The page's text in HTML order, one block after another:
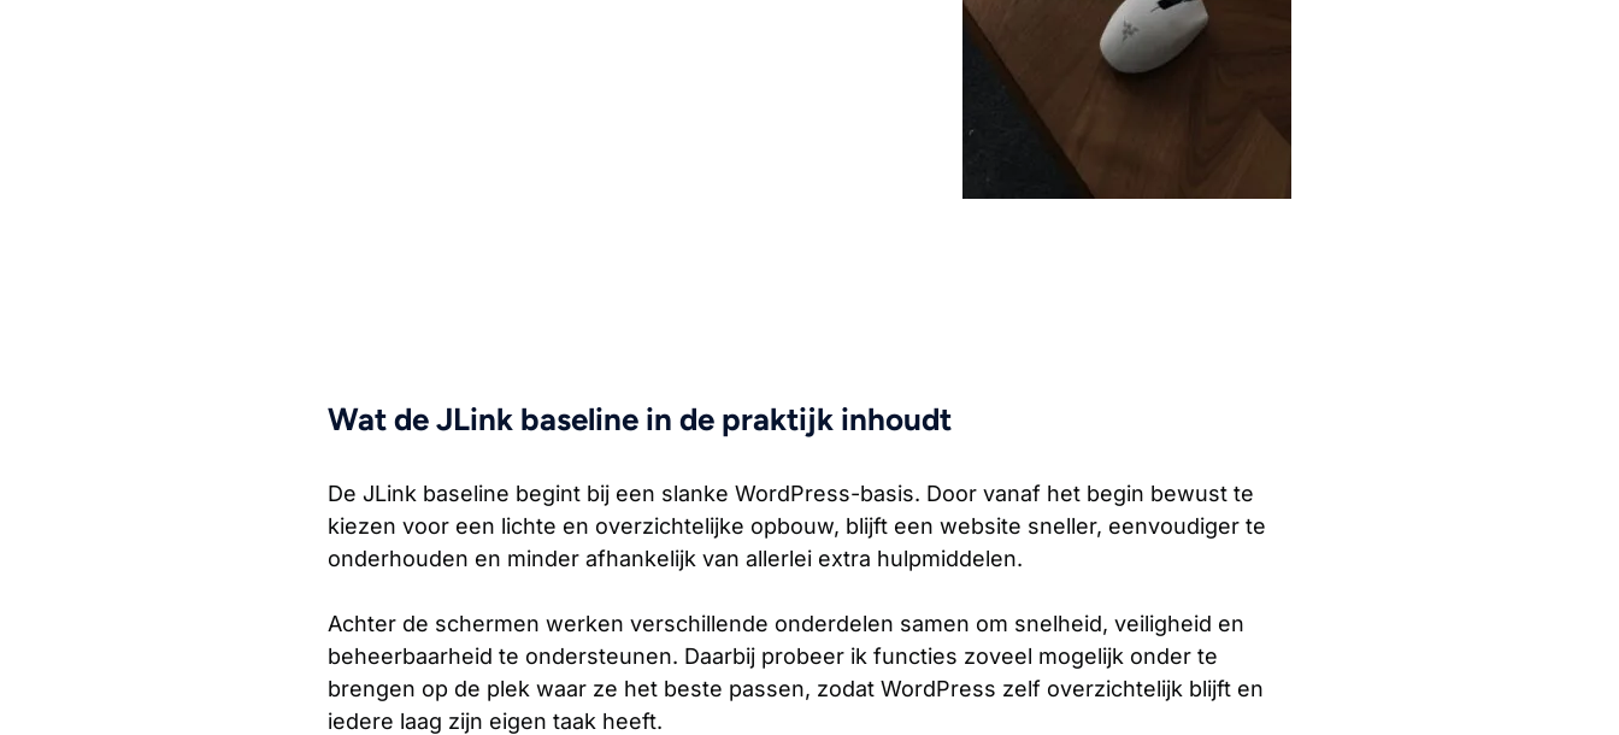
Wat de JLink baseline in de praktijk inhoudt
De JLink baseline begint bij een slanke WordPress-basis. Door vanaf het begin bewust te
kiezen voor een lichte en overzichtelijke opbouw, blijft een website sneller, eenvoudiger te
onderhouden en minder afhankelijk van allerlei extra hulpmiddelen.
Achter de schermen werken verschillende onderdelen samen om snelheid, veiligheid en
beheerbaarheid te ondersteunen. Daarbij probeer ik functies zoveel mogelijk onder te
brengen op de plek waar ze het beste passen, zodat WordPress zelf overzichtelijk blijft en
iedere laag zijn eigen taak heeft.